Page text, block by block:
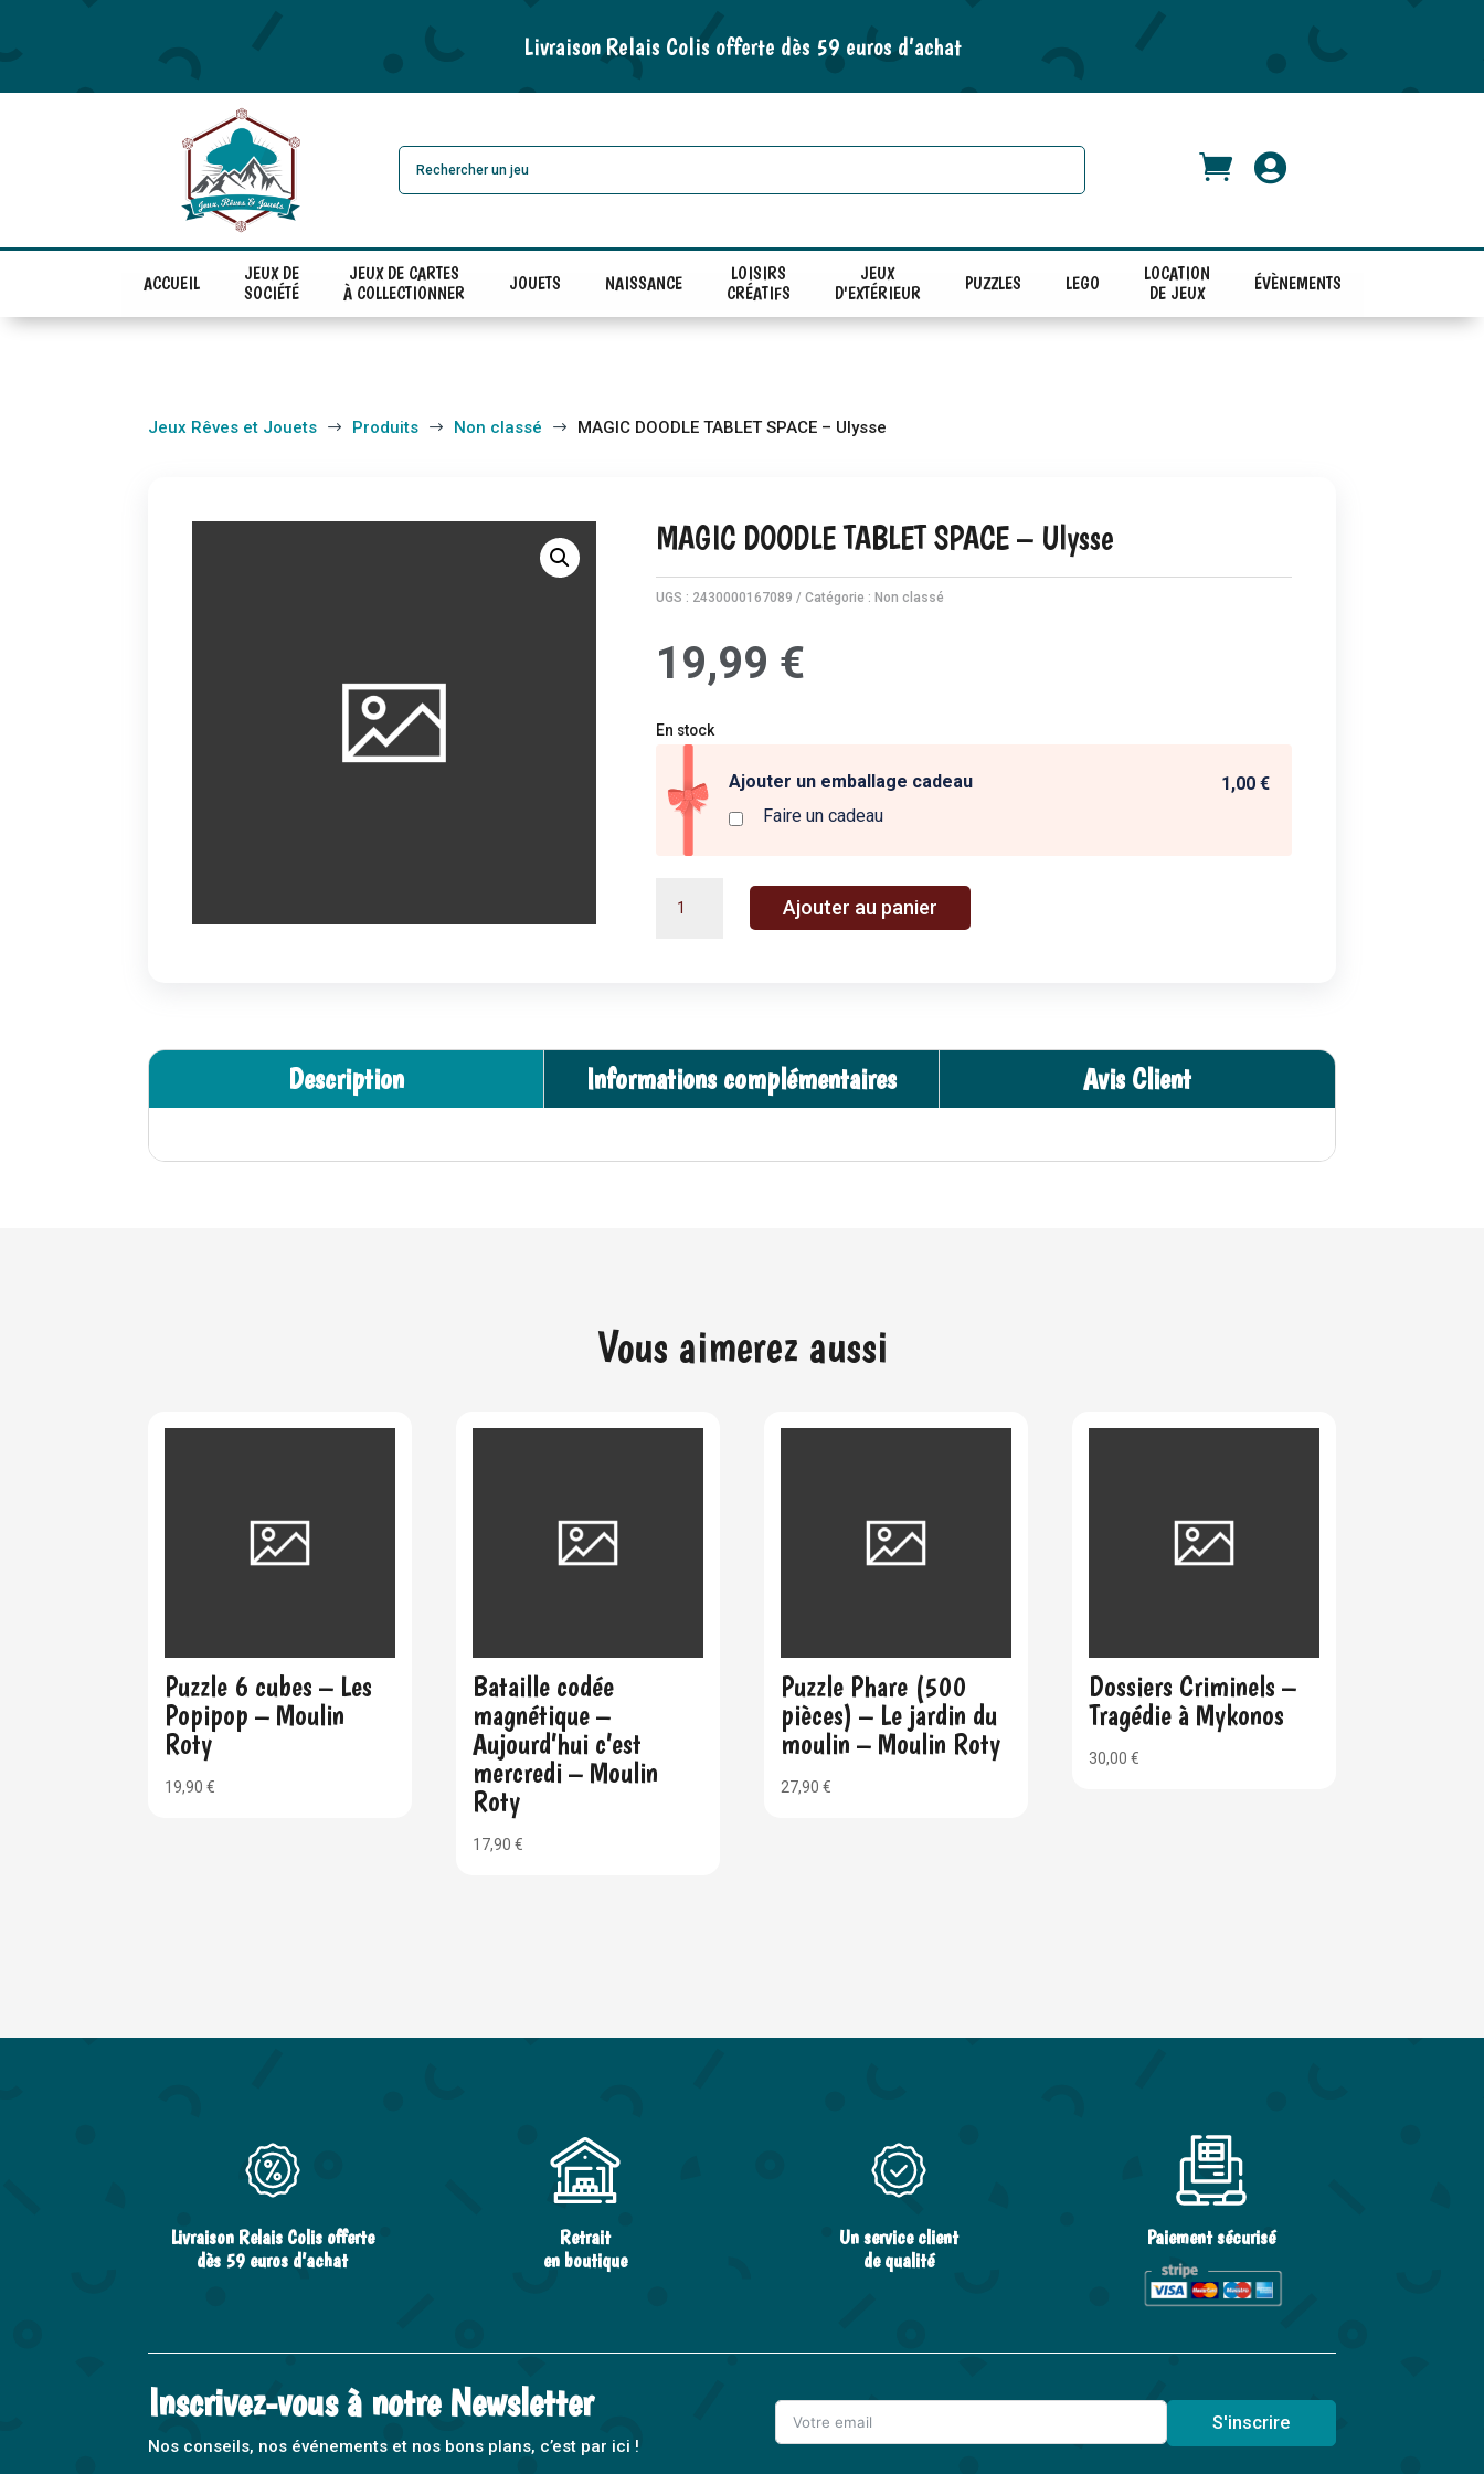
Livraison Relais Colis offerte dès 59 euros d’achat
 
ACCUEIL
JEUX DE
SOCIÉTÉ
JEUX DE CARTES
À COLLECTIONNER
JOUETS NAISSANCE
LOISIRS
CRÉATIFS
JEUX
D'EXTÉRIEUR
PUZZLES LEGO
LOCATION
DE JEUX
ÉVÈNEMENTS
Jeux Rêves et Jouets $ Produits $ Non classé $ MAGIC DOODLE TABLET SPACE – Ulysse
MAGIC DOODLE TABLET SPACE – Ulysse
UGS : 2430000167089 Catégorie : Non classé
19,99 €
En stock
Ajouter un emballage cadeau
Faire un cadeau
1,00 €
-
Ulysse
Ajouter au panier
A
a
i
e
Description Informations complémentaires Avis Client
Vous aimerez aussi
Puzzle 6 cubes – Les
Popipop – Moulin
Roty
19,90€
Bataille codée
magnétique –
Aujourd’hui c’est
mercredi – Moulin
Roty
17,90€
Puzzle Phare (500
pièces) – Le jardin du
moulin – Moulin Roty
27,90€
Dossiers Criminels –
Tragédie à Mykonos
30,00€
Livraison Relais Colis offerte
dès 59 euros d’achat
Retrait
en boutique
Un service client
de qualité
Paiement sécurisé
Inscrivez-vous à notre Newsletter
Nos conseils, nos événements et nos bons plans, c’est par ici !
S'inscrire